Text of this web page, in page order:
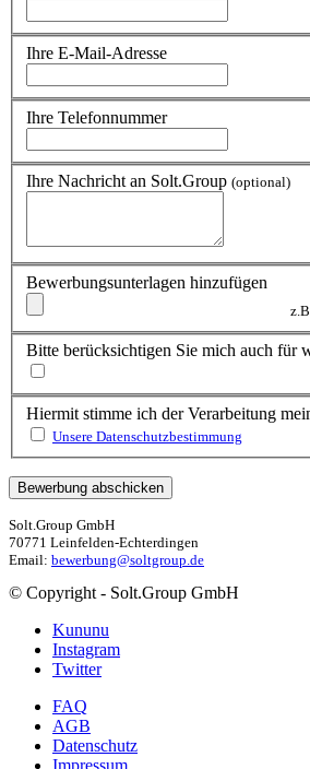
Ihre E-Mail-Adresse
Ihre Telefonnummer
Ihre Nachricht an Solt.Group (optional)
Bewerbungsunterlagen hinzufügen
Bitte berücksichtigen Sie mich auch für
Hiermit stimme ich der Verarbeitung
Unsere Datenschutzbestimmung
Solt.Group GmbH
70771 Leinfelden-Echterdingen
Email: bewerbung@soltgroup.de
© Copyright - Solt.Group GmbH
Kununu
Instagram
Twitter
FAQ
AGB
Datenschutz
Impressum